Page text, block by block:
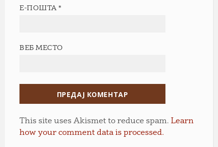
Е-ПОШТА*
ВЕБ МЕСТО
This site uses Akismet to reduce spam. Learn
how your comment data is processed.